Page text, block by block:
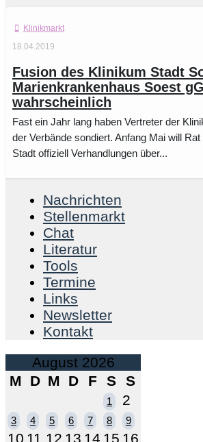
Klinikmarkt
18.04.2019
Fusion des Klinikum Stadt
Marienkrankenhaus Soest
wahrscheinlich
Fast ein Jahr lang haben Vertreter der
der Verbände sondiert. Anfang Mai will
Stadt offiziell Verhandlungen über...
Nachrichten
Stellenmarkt
Chat
Literatur
Tools
Termine
Links
Newsletter
Kontakt
August 2026
M
D M D F S S
1 2
3 4 5 6 7 8 9
10 11 12 13 14 15 16